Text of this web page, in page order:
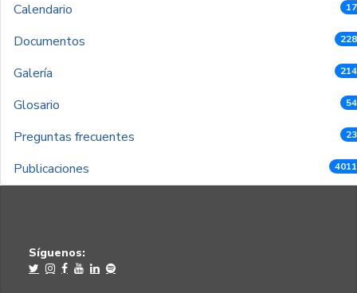
Calendario
Documentos
Galería
Glosario
Preguntas frecuentes
Publicaciones
Síguenos: